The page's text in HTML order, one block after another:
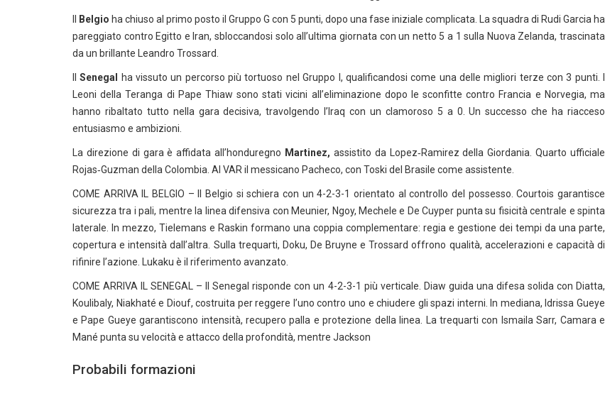
Belgio ha chiuso al primo posto il Gruppo G con 5 punti, dopo una fase iniziale complicata. La squadra di Rudi Garcia ha
pareggiato contro Egitto e Iran, sbloccandosi solo all’ultima giornata con un netto 5 a 1 sulla Nuova Zelanda, trascinata
da un brillante Leandro Trossard.
IlSenegal
ha vissuto un percorso più tortuoso nel Gruppo I, qualificandosi come una delle migliori terze con 3 punti. I
Leoni della Teranga di Pape Thiaw sono stati vicini all’eliminazione dopo le sconfitte contro Francia e Norvegia, ma
hanno ribaltato tutto nella gara decisiva, travolgendo l’Iraq con un clamoroso 5 a 0. Un successo che ha riacceso
entusiasmo e ambizioni.
La direzione di gara è affidata all’honduregno Martinez, assistito da Lopez‑Ramirez della Giordania. Quarto ufficiale
Rojas‑Guzman della Colombia. Al VAR il messicano Pacheco, con Toski del Brasile come assistente.
COME ARRIVA IL BELGIO – Il Belgio si schiera con un 4-2-3-1 orientato al controllo del possesso. Courtois garantisce
sicurezza tra i pali, mentre la linea difensiva con Meunier, Ngoy, Mechele e De Cuyper punta su fisicità centrale e spinta
laterale. In mezzo, Tielemans e Raskin formano una coppia complementare: regia e gestione dei tempi da una parte,
copertura e intensità dall’altra. Sulla trequarti, Doku, De Bruyne e Trossard offrono qualità, accelerazioni e capacità di
rifinire l’azione. Lukaku è il riferimento avanzato.
COME ARRIVA IL SENEGAL – Il Senegal risponde con un 4-2-3-1 più verticale. Diaw guida una difesa solida con Diatta,
Koulibaly, Niakhaté e Diouf, costruita per reggere l’uno contro uno e chiudere gli spazi interni. In mediana, Idrissa Gueye
e Pape Gueye garantiscono intensità, recupero palla e protezione della linea. La trequarti con Ismaila Sarr, Camara e
Mané punta su velocità e attacco della profondità, mentre Jackson
Probabili formazioni